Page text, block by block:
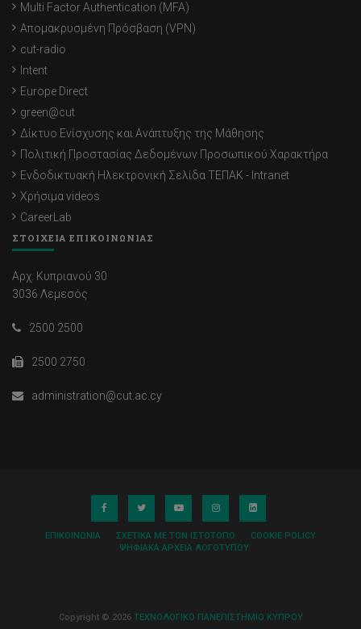
Multi Factor Authentication (MFA)
Απομακρυσμένη Πρόσβαση (VPN)
cut-radio
Intent
Europe Direct
green@cut
Δίκτυο Ενίσχυσης και Ανάπτυξης της Μάθησης
Πολιτική Προστασίας Δεδομένων Προσωπικού Χαρακτήρα
Ενδοδικτυακή Ηλεκτρονική Σελίδα ΤΕΠΑΚ - Intranet
Χρήσιμα videos
CareerLab
ΣΤΟΙΧΕΙΑ ΕΠΙΚΟΙΝΩΝΙΑΣ
Αρχ. Κυπριανού 30
3036 Λεμεσός
2500 2500
2500 2750
administration@cut.ac.cy
ΕΠΙΚΟΙΝΩΝΊΑ ΣΧΕΤΙΚΆ ΜΕ ΤΟΝ ΙΣΤΌΤΟΠΟ
COOKIE POLICY
ΨΗΦΙΑΚΆ ΑΡΧΕΊΑ ΛΟΓΌΤΥΠΟΥ
Copyright © 2026 ΤΕΧΝΟΛΟΓΙΚΟ ΠΑΝΕΠΙΣΤΗΜΙΟ ΚΥΠΡΟΥ